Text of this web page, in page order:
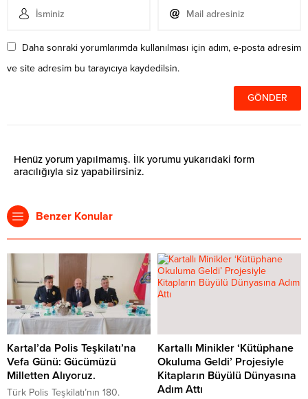
Daha sonraki yorumlarımda kullanılması için adım, e-posta adresim
ve site adresim bu tarayıcıya kaydedilsin.
Henüz yorum yapılmamış. İlk yorumu yukarıdaki form
aracılığıyla siz yapabilirsiniz.
Benzer Konular
Kartal’da Polis Teşkilatı’na
Vefa Günü: Gücümüzü
Milletten Alıyoruz.
Türk Polis Teşkilatı’nın 180.
Kartallı Minikler ‘Kütüphane
Okuluma Geldi’ Projesiyle
Kitapların Büyülü Dünyasına
Adım Attı